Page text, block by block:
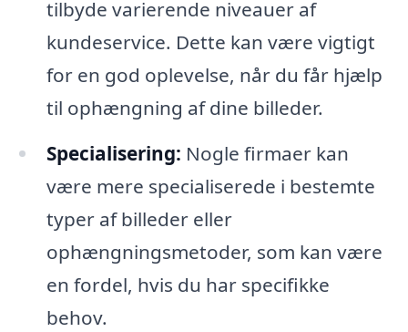
tilbyde varierende niveauer af
kundeservice. Dette kan være vigtigt
for en god oplevelse, når du får hjælp
til ophængning af dine billeder.
Specialisering: Nogle firmaer kan
være mere specialiserede i bestemte
typer af billeder eller
ophængningsmetoder, som kan være
en fordel, hvis du har specifikke
behov.